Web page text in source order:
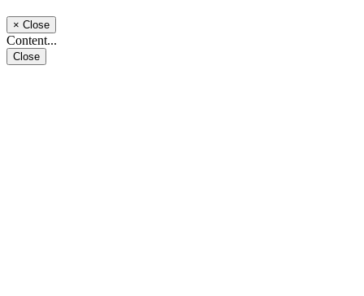
× Close
Content...
Close